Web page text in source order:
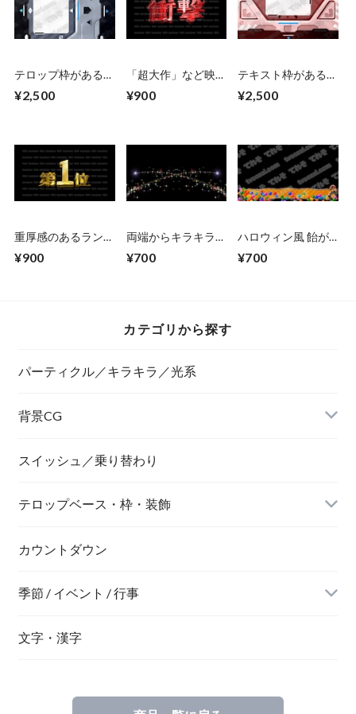
テロップ枠がある
素材 左右から
¥2,500
「超大作」など映画
る立体的な漢字５種
¥900
テキスト枠がある
素材 上下から
¥2,500
重厚感のあるランキ
1位 ミックス
¥900
両端からキラキラが
め・混合色
¥700
ハロウィン風 飴が
枠が出てくる
¥700
カテゴリから探す
パーティクル／キラキラ／光系
背景CG
ニュース風
デジタル風
スイッシュ／乗り替わり
テロップベース・枠・装飾
ネオン風
カウントダウン
季節 / イベント / 行事
文字・漢字